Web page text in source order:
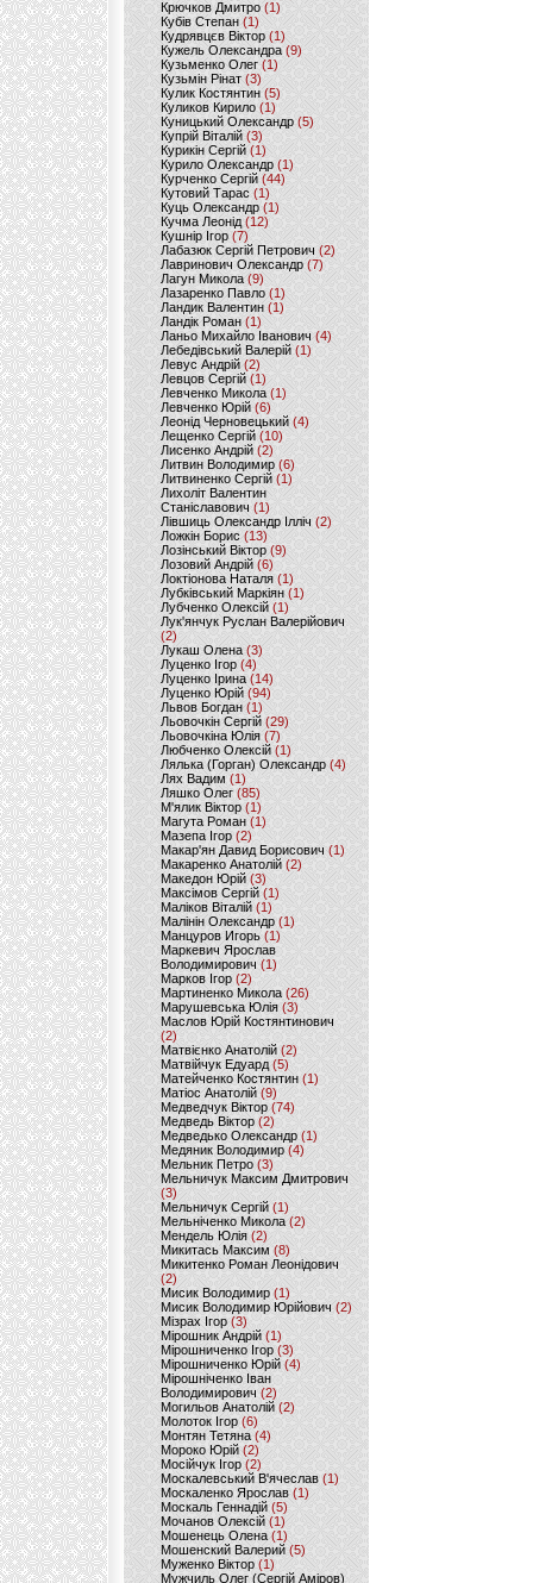
Крючков Дмитро(1)
Кубів Степан(1)
Кудрявцєв Віктор (1)
Кужель Олександра (9)
Кузьменко Олег (1)
Кузьмін Рінат(3)
Кулик Костянтин(5)
Куликов Кирило (1)
Куницький Олександр (5)
Купрій Віталій (3)
Курикін Сергій(1)
Курило Олександр (1)
Курченко Сергій (44)
Кутовий Тарас (1)
Куць Олександр (1)
Кучма Леонід (12)
Кушнір Ігор(7)
Лабазюк Сергій Петрович (2)
Лавринович Олександр(7)
Лагун Микола(9)
Лазаренко Павло (1)
Ландик Валентин (1)
Ландік Роман (1)
Ланьо Михайло Іванович(4)
Лебедівський Валерій(1)
Левус Андрій(2)
Левцов Сергій (1)
Левченко Микола (1)
Левченко Юрій (6)
Леонід Черновецький (4)
Лещенко Сергій (10)
Лисенко Андрій (2)
Литвин Володимир (6)
Литвиненко Сергій (1)
Лихоліт Валентин
Станіславович (1)
Лівшиць Олександр Ілліч (2)
Ложкін Борис(13)
Лозінський Віктор(9)
Лозовий Андрій (6)
Локтіонова Наталя (1)
Лубківський Маркіян(1)
Лубченко Олексій (1)
Лук'янчук Руслан Валерійович
(2)
Лукаш Олена (3)
Луценко Ігор (4)
Луценко Ірина (14)
Луценко Юрій (94)
Львов Богдан (1)
Льовочкін Сергій (29)
Льовочкіна Юлія(7)
Любченко Олексій(1)
Лялька (Горган) Олександр(4)
Лях Вадим (1)
Ляшко Олег (85)
М'ялик Віктор(1)
Магута Роман(1)
Мазепа Ігор (2)
Макар'ян Давид Борисович(1)
Макаренко Анатолій (2)
Македон Юрій(3)
Максімов Сергій (1)
Маліков Віталій (1)
Малінін Олександр (1)
Манцуров Игорь (1)
Маркевич Ярослав
Володимирович (1)
Марков Ігор (2)
Мартиненко Микола (26)
Марушевська Юлія (3)
Маслов Юрій Костянтинович
(2)
Матвієнко Анатолій (2)
Матвійчук Едуард(5)
Матейченко Костянтин (1)
Матіос Анатолій (9)
Медведчук Віктор(74)
Медведь Віктор (2)
Медведько Олександр (1)
Медяник Володимир(4)
Мельник Петро (3)
Мельничук Максим Дмитрович
(3)
Мельничук Сергій (1)
Мельніченко Микола (2)
Мендель Юлія (2)
Микитась Максим (8)
Микитенко Роман Леонідович
(2)
Мисик Володимир (1)
Мисик Володимир Юрійович(2)
Мізрах Ігор(3)
Мірошник Андрій(1)
Мірошниченко Ігор (3)
Мірошниченко Юрій(4)
Мірошніченко Іван
Володимирович (2)
Могильов Анатолій (2)
Молоток Ігор (6)
Монтян Тетяна (4)
Мороко Юрій(2)
Мосійчук Ігор (2)
Москалевський В'ячеслав (1)
Москаленко Ярослав (1)
Москаль Геннадій (5)
Мочанов Олексій(1)
Мошенець Олена(1)
Мошенский Валерий (5)
Муженко Віктор (1)
Мужчиль Олег (Сергій Аміров)